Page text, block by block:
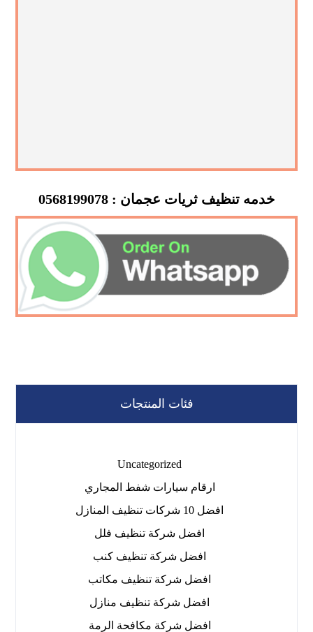
خدمه تنظيف ثريات عجمان : 0568199078
فئات المنتجات
Uncategorized
ارقام سيارات شفط المجاري
افضل 10 شركات تنظيف المنازل
افضل شركة تنظيف فلل
افضل شركة تنظيف كنب
افضل شركة تنظيف مكاتب
افضل شركة تنظيف منازل
افضل شركة مكافحة الرمة